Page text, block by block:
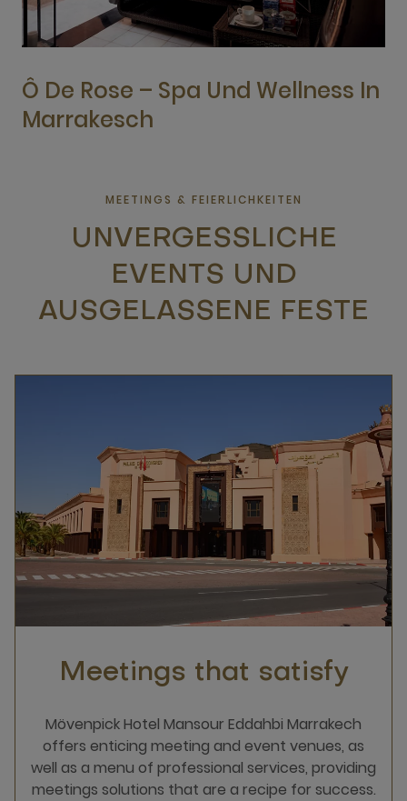
Ô De Rose – Spa Und Wellness In
Marrakesch
MEETINGS & FEIERLICHKEITEN
UNVERGESSLICHE
EVENTS UND
AUSGELASSENE FESTE
Meetings that satisfy
Mövenpick Hotel Mansour Eddahbi Marrakech
offers enticing meeting and event venues, as
well as a menu of professional services, providing
meetings solutions that are a recipe for success.